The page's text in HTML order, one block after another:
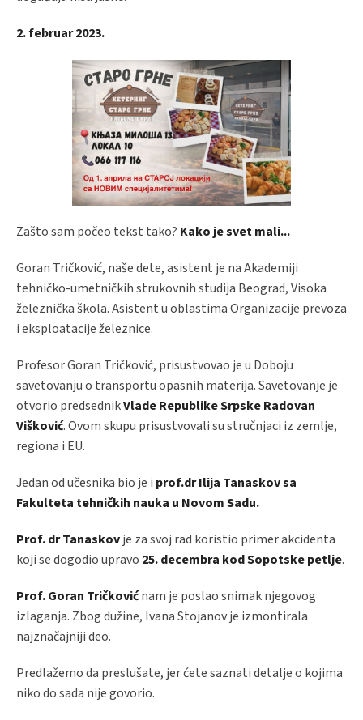
2. februar 2023.
Zašto sam počeo tekst tako? Kako je svet mali...
Goran Tričković, naše dete, asistent je na Akademiji
tehničko-umetničkih strukovnih studija Beograd, Visoka
železnička škola. Asistent u oblastima Organizacije prevoza
i eksploatacije železnice.
Profesor Goran Tričković, prisustvovao je u Doboju
savetovanju o transportu opasnih materija. Savetovanje je
otvorio predsednikVlade Republike Srpske Radovan
Višković. Ovom skupu prisustvovali su stručnjaci iz zemlje,
regiona i EU.
Jedan od učesnika bio je i prof.dr Ilija Tanaskov sa
Fakulteta tehničkih nauka u Novom Sadu.
Prof. dr Tanaskovje za svoj rad koristio primer akcidenta
koji se dogodio upravo 25. decembra kod Sopotske petlje.
Prof. Goran Tričkovićnam je poslao snimak njegovog
izlaganja. Zbog dužine, Ivana Stojanov je izmontirala
najznačajniji deo.
Predlažemo da preslušate, jer ćete saznati detalje o kojima
niko do sada nije govorio.